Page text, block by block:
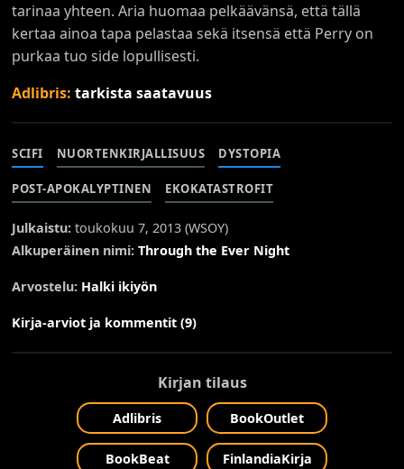
tarinaa yhteen. Aria huomaa pelkäävänsä, että tällä
kertaa ainoa tapa pelastaa sekä itsensä että Perry on
purkaa tuo side lopullisesti.
Adlibris:tarkista saatavuus
SCIFI NUORTENKIRJALLISUUS DYSTOPIA
POST-APOKALYPTINEN EKOKATASTROFIT
Julkaistu: toukokuu 7, 2013 (WSOY)
Alkuperäinen nimi: Through the Ever Night
Arvostelu: Halki ikiyön
Kirja-arviot ja kommentit (9)
Kirjan tilaus
Adlibris BookOutlet
BookBeat FinlandiaKirja